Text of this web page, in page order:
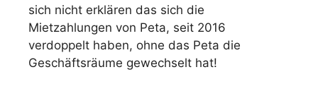
sich nicht erklären das sich die
Mietzahlungen von Peta, seit 2016
verdoppelt haben, ohne das Peta die
Geschäftsräume gewechselt hat!